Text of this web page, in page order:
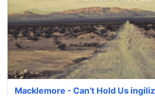
Macklemore - Can’t Hold Us